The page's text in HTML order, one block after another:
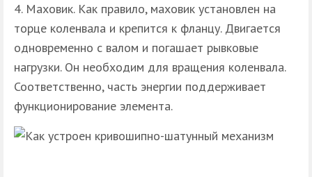
Маховик. Как правило, маховик установлен на
торце коленвала и крепится к фланцу. Двигается
одновременно с валом и погашает рывковые
нагрузки. Он необходим для вращения коленвала.
Соответственно, часть энергии поддерживает
функционирование элемента.